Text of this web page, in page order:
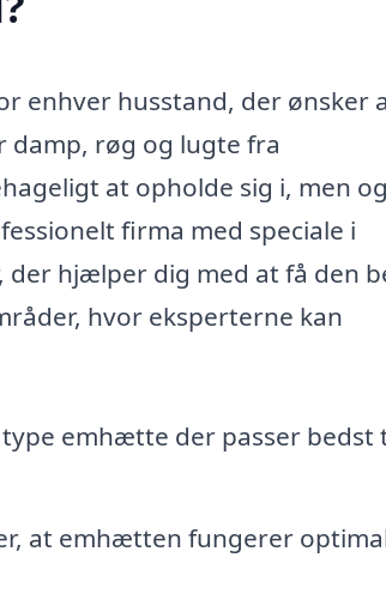
enhver husstand, der ønsker
røg og lugte fra
at opholde sig i, men
firma med speciale i
hjælper dig med at få den
hvor eksperterne kan
emhætte der passer bedst
at emhætten fungerer